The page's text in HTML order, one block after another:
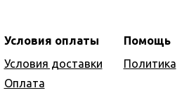
Условия оплаты
Условия доставки
Оплата
Помощь
Политика